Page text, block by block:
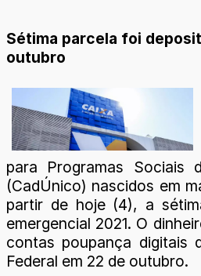
Sétima parcela foi
outubro
para Programas Sociais
(CadÚnico) nascidos em
partir de hoje (4), a
emergencial 2021. O
contas poupança digitais
Federal em 22 de outubro.